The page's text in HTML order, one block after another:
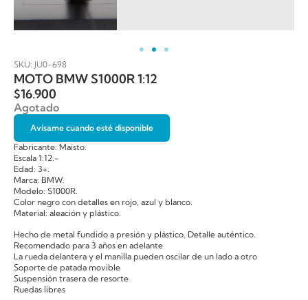
SKU: JU0-698
MOTO BMW S1000R 1:12
$16.900
Agotado
Avísame cuando esté disponible
Fabricante: Maisto.
Escala 1:12.-
Edad: 3+.
Marca: BMW.
Modelo: S1000R.
Color negro con detalles en rojo, azul y blanco.
Material: aleación y plástico.
Hecho de metal fundido a presión y plástico. Detalle auténtico.
Recomendado para 3 años en adelante
La rueda delantera y el manilla pueden oscilar de un lado a otro
Soporte de patada movible
Suspensión trasera de resorte
Ruedas libres